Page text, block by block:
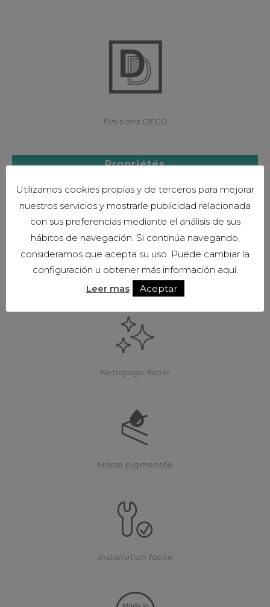
Finitions DECO
Propriétés
Garantie 3 ans *
Nettoyage facile
Masse pigmentée
Installation facile
Utilizamos cookies propias y de terceros para mejorar
nuestros servicios y mostrarle publicidad relacionada
con sus preferencias mediante el análisis de sus
hábitos de navegación. Si continúa navegando,
consideramos que acepta su uso. Puede cambiar la
configuración u obtener más información aquí.
Leer mas
Aceptar